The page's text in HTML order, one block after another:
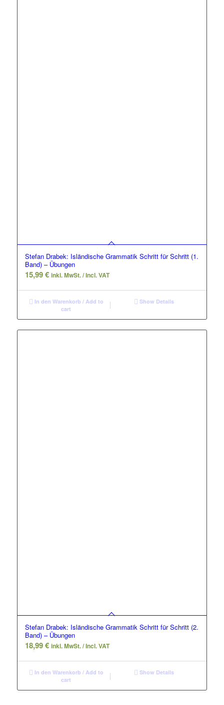
Stefan Drabek: Isländische Grammatik Schritt für Schritt (1.
Band) – Übungen
15,99€ inkl. MwSt. / Incl. VAT
In den Warenkorb / Add to
cart
Show Details
Stefan Drabek: Isländische Grammatik Schritt für Schritt (2.
Band) – Übungen
18,99€ inkl. MwSt. / Incl. VAT
In den Warenkorb / Add to
cart
Show Details